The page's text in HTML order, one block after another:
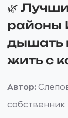
🌿
районы
дышать
жить с
Автор:
собственник